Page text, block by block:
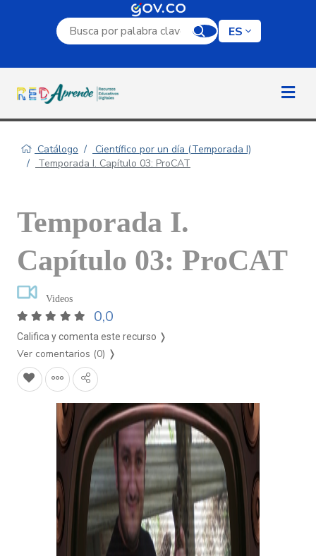
Campo de búsqueda por palabra clave
ES
Catálogo
Científico por un día (Temporada I)
Temporada I. Capítulo 03: ProCAT
Temporada I.
Capítulo 03: ProCAT
Videos
0,0
Califica y comenta este recurso ❭
Ver comentarios (0) ❭